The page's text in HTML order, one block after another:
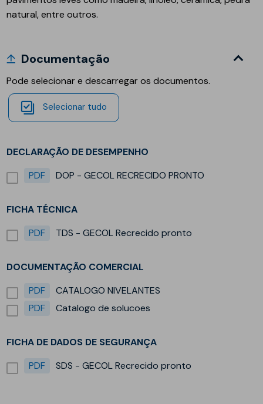
natural, entre outros.
Documentação
Pode selecionar e descarregar os documentos.
Selecionar tudo
DECLARAÇÃO DE DESEMPENHO
PDF
DOP - GECOL RECRECIDO PRONTO
FICHA TÉCNICA
PDF
TDS - GECOL Recrecido pronto
DOCUMENTAÇÃO COMERCIAL
PDF
CATALOGO NIVELANTES
PDF
Catalogo de solucoes
FICHA DE DADOS DE SEGURANÇA
PDF
SDS - GECOL Recrecido pronto